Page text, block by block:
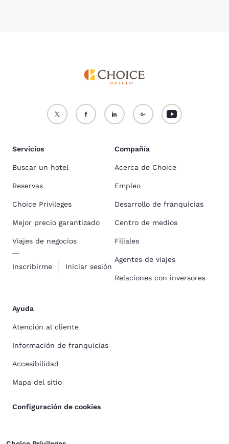
Servicios
Buscar un hotel
Reservas
Choice Privileges
Mejor precio garantizado
Viajes de negocios
Inscribirme Iniciar sesión
Compañía
Acerca de Choice
Empleo
Desarrollo de franquicias
Centro de medios
Filiales
Agentes de viajes
Relaciones con inversores
Ayuda
Atención al cliente
Información de franquicias
Accesibilidad
Mapa del sitio
Configuración de cookies